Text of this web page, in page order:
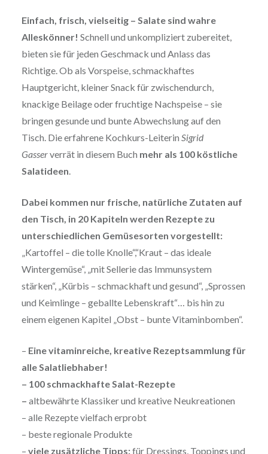
Einfach, frisch, vielseitig – Salate sind wahre
Alleskönner! Schnell und unkompliziert zubereitet,
bieten sie für jeden Geschmack und Anlass das
Richtige. Ob als Vorspeise, schmackhaftes
Hauptgericht, kleiner Snack für zwischendurch,
knackige Beilage oder fruchtige Nachspeise – sie
bringen gesunde und bunte Abwechslung auf den
Tisch. Die erfahrene Kochkurs-Leiterin Sigrid
Gasserverrät in diesem Buch mehr als 100 köstliche
Salatideen.
Dabei kommen nur frische, natürliche Zutaten auf
den Tisch, in 20 Kapiteln werden Rezepte zu
unterschiedlichen Gemüsesorten vorgestellt:
„Kartoffel – die tolle Knolle“,“Kraut – das ideale
Wintergemüse“, „mit Sellerie das Immunsystem
stärken“, „Kürbis – schmackhaft und gesund“, „Sprossen
und Keimlinge – geballte Lebenskraft“… bis hin zu
einem eigenen Kapitel „Obst – bunte Vitaminbomben“.
– Eine vitaminreiche, kreative Rezeptsammlung für
alle Salatliebhaber!
– 100 schmackhafte Salat-Rezepte
– altbewährte Klassiker und kreative Neukreationen
– alle Rezepte vielfach erprobt
– beste regionale Produkte
– viele zusätzliche Tipps:für Dressings, Toppings und